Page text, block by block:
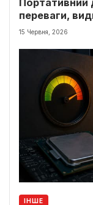
переваги,
15 Червня, 2026
ІНШЕ